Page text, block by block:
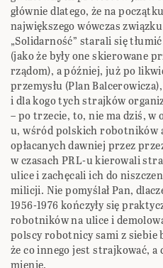
głównie dlatego, że na
największego wówczas
„Solidarność” starali się
(jako że były one skierowane
rządom), a później, już po
przemysłu (Plan
i dla kogo tych strajków
– po trzecie, to, nie ma dziś, w
u, wśród polskich robotników
opłacanych dawniej przez
w czasach PRL-u kierowali
ulice i zachęcali ich do
milicji. Nie pomyślał Pan,
1956-1976 kończyły się
robotników na ulice i
polscy robotnicy sami z siebie
że co innego jest strajkować, a
mienie.